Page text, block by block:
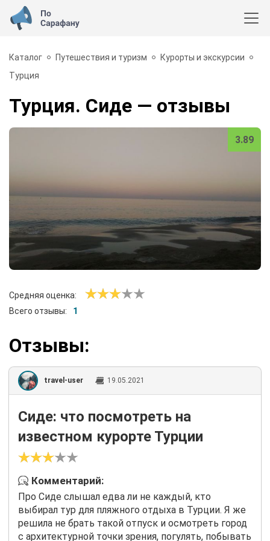
Каталог Путешествия и туризм
Курорты и экскурсии
Турция
Турция. Сиде — отзывы
3.89
Средняя оценка:
Всего отзывы:
1
Отзывы:
travel-user 19.05.2021
Сиде: что посмотреть на
известном курорте Турции
Комментарий:
Про Сиде слышал едва ли не каждый, кто
выбирал тур для пляжного отдыха в Турции. Я же
решила не брать такой отпуск и осмотреть город
с архитектурной точки зрения, погулять, побывать